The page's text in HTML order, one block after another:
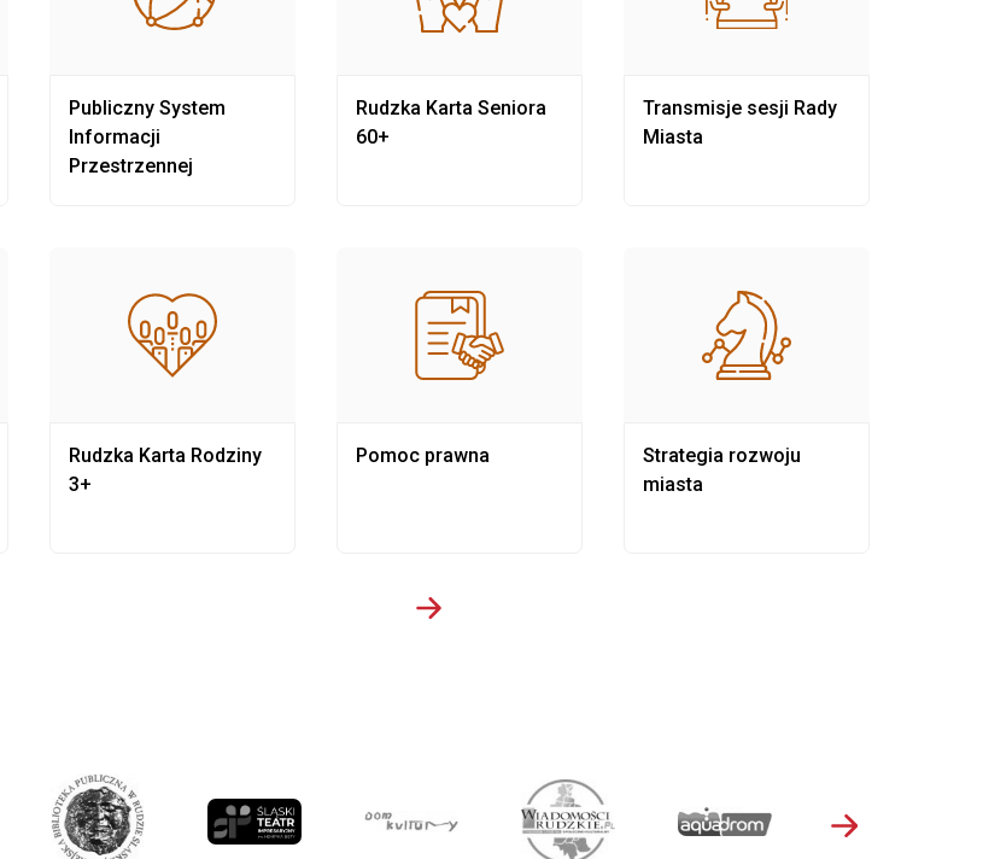
Publiczny System
Informacji
Przestrzennej
Rudzka Karta Rodziny
3+
Rudzka Karta Seniora
60+
Pomoc prawna
Transmisje sesji Rady
Miasta
Strategia rozwoju
miasta